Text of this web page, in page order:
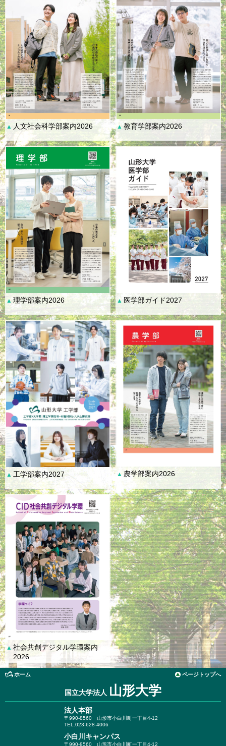
▲ 人文社会科学部案内2026 ▲ 教育学部案内2026
▲理学部案内2026 ▲ 医学部ガイド2027
▲ 工学部案内2027 ▲ 農学部案内2026
▲ 社会共創デジタル学環案内
2026
ホーム ページトップへ
国立大学法人 山形大学
法人本部
〒990-8560 山形市小白川町一丁目4-12
TEL.023-628-4006
小白川キャンパス
〒990-8560 山形市小白川町一丁目4-12